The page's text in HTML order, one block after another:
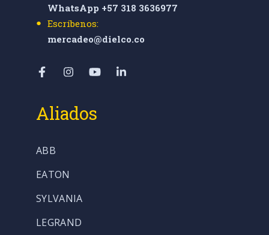
WhatsApp +57 318 3636977
Escríbenos:
mercadeo@dielco.co
Aliados
ABB
EATON
SYLVANIA
LEGRAND